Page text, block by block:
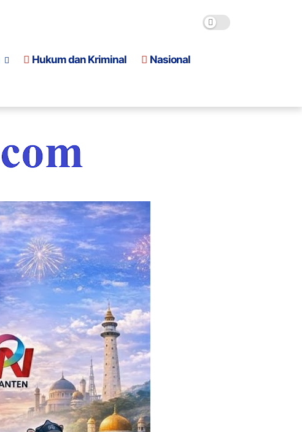
Hukum dan Kriminal Nasional